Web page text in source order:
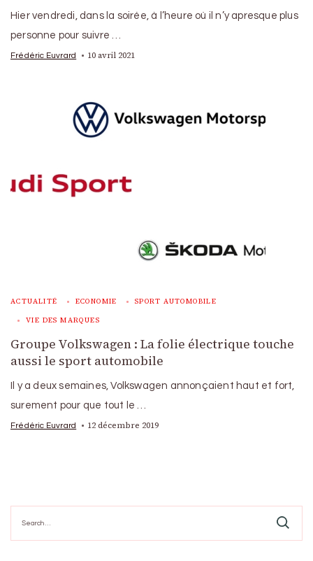
Hier vendredi, dans la soirée, à l’heure où il n’y apresque plus
personne pour suivre …
Frédéric Euvrard 10 avril 2021
ACTUALITÉ ECONOMIE SPORT AUTOMOBILE
VIE DES MARQUES
Groupe Volkswagen : La folie électrique touche
aussi le sport automobile
Il y a deux semaines, Volkswagen annonçaient haut et fort,
surement pour que tout le …
Frédéric Euvrard 12 décembre 2019
for: